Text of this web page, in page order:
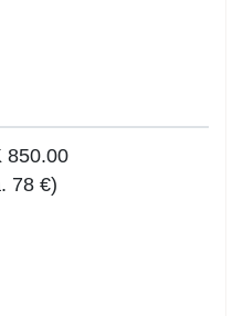
850.00
78 €)